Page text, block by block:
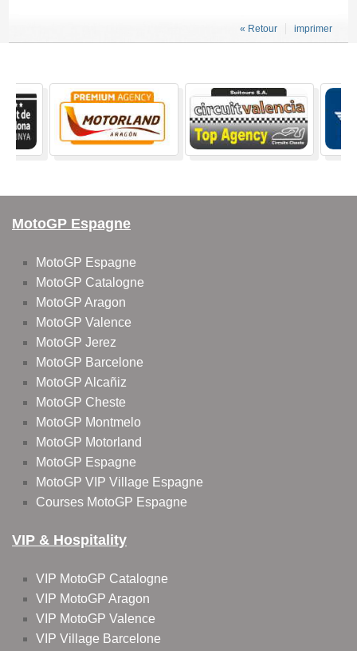
imprimer
« Retour
MotoGP Espagne
MotoGP Espagne
MotoGP Catalogne
MotoGP Aragon
MotoGP Valence
MotoGP Jerez
MotoGP Barcelone
MotoGP Alcañiz
MotoGP Cheste
MotoGP Montmelo
MotoGP Motorland
MotoGP Espagne
MotoGP VIP Village Espagne
Courses MotoGP Espagne
VIP & Hospitality
VIP MotoGP Catalogne
VIP MotoGP Aragon
VIP MotoGP Valence
VIP Village Barcelone